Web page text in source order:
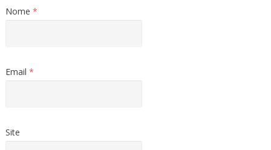
Nome *
Email *
Site